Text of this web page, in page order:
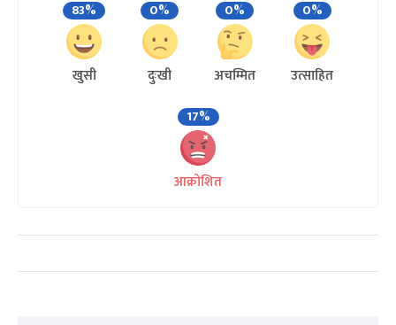
83%
खुसी
0%
दुःखी
0%
अचम्मित
0%
उत्साहित
17%
आक्रोशित